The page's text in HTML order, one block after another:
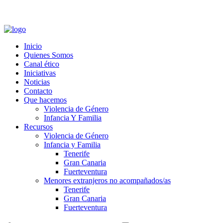
Inicio
Quienes Somos
Canal ético
Iniciativas
Noticias
Contacto
Que hacemos
Violencia de Género
Infancia Y Familia
Recursos
Violencia de Género
Infancia y Familia
Tenerife
Gran Canaria
Fuerteventura
Menores extranjeros no acompañados/as
Tenerife
Gran Canaria
Fuerteventura